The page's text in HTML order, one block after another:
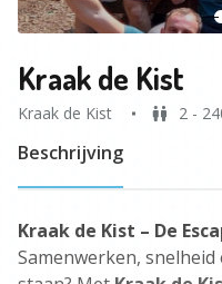
Kraak de Kist
Kraak de Kist 2 -
Beschrijving
Kraak de Kist – De
Samenwerken,